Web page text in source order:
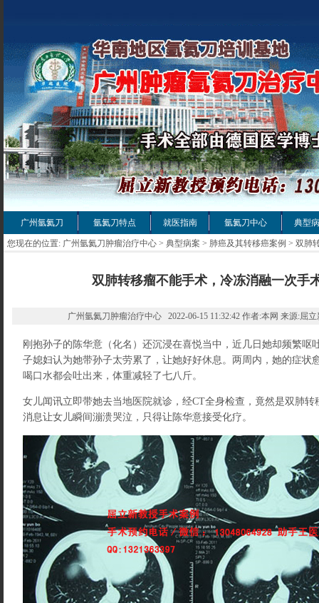
广州氩氦刀 氩氦刀特点 就医指南 氩氦刀中心 典型
您现在的位置: 广州氩氦刀肿瘤治疗中心 > 典型病案 > 肺癌及其转移癌案例 > 双肺
双肺转移瘤不能手术，冷冻消融一次手
广州氩氦刀肿瘤治疗中心 2022-06-15 11:32:42 作者:本网 来源:屈
刚抱孙子的陈华意（化名）还沉浸在喜悦当中，近几日她却频繁呕
子媳妇认为她带孙子太劳累了，让她好好休息。两周内，她的症状
喝口水都会吐出来，体重减轻了七八斤。
女儿闻讯立即带她去当地医院就诊，经CT全身检查，竟然是双肺
消息让女儿瞬间漰溃哭泣，只得让陈华意接受化疗。